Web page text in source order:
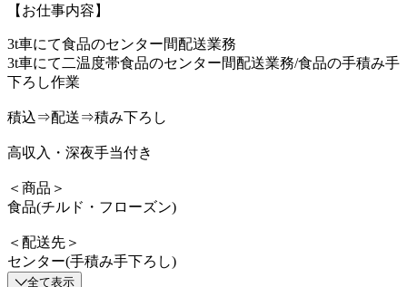
【お仕事内容】
3t車にて食品のセンター間配送業務
3t車にて二温度帯食品のセンター間配送業務/食品の手積み手
下ろし作業
積込⇒配送⇒積み下ろし
高収入・深夜手当付き
＜商品＞
食品(チルド・フローズン)
＜配送先＞
センター(手積み手下ろし)
全て表示